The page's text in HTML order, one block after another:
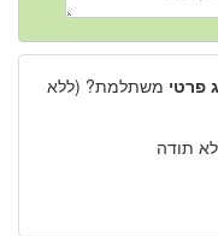
פרטי משתלמת? (ללא
לא תודה